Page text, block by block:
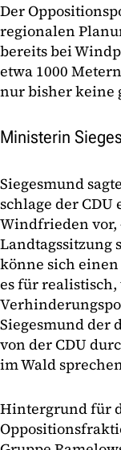
Der
regionalen
bereits bei
etwa 1000
nur bisher keine
Ministerin
Siegesmund
schlage der
Windfrieden vor,
Landtagssitzung
könne sich
es für
Siegesmund der
von der CDU
im Wald
Hintergrund für